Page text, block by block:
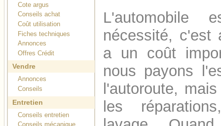
Cote argus
Conseils achat
Coût utilisation
Fiches techniques
Annonces
Offres Crédit
Vendre
Annonces
Conseils
Entretien
Conseils entretien
Conseils mécanique
L'automobile
nécessité, c'est
a un coût
nous payons
l'autoroute,
les